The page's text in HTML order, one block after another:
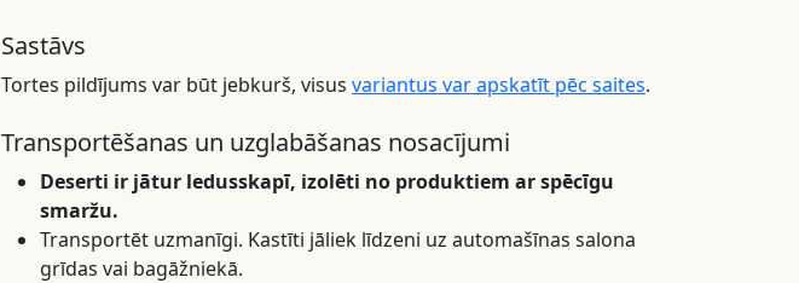
Sastāvs
Tortes pildījums var būt jebkurš, visus variantus var apskatīt pēc saites.
Transportēšanas un uzglabāšanas nosacījumi
Deserti ir jātur ledusskapī, izolēti no produktiem ar spēcīgu
smaržu.
Transportēt uzmanīgi. Kastīti jāliek līdzeni uz automašīnas salona
grīdas vai bagāžniekā.